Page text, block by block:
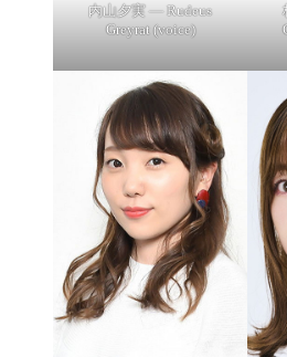
内山夕実 — Rudeus
Greyrat (voice)